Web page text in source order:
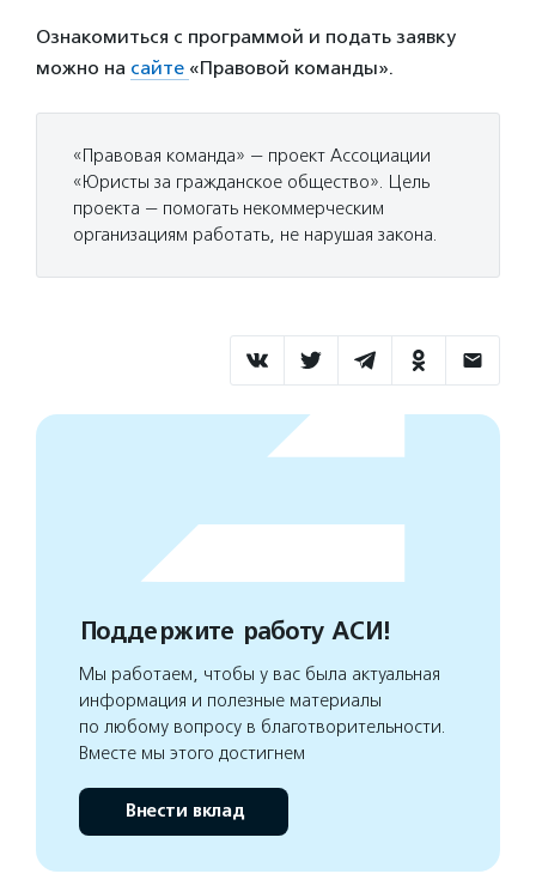
Ознакомиться с программой и подать заявку
можно на сайте «Правовой команды».
«Правовая команда» — проект Ассоциации
«Юристы за гражданское общество». Цель
проекта — помогать некоммерческим
организациям работать, не нарушая закона.
Поддержите работу АСИ!
Мы работаем, чтобы у вас была актуальная
информация и полезные материалы
по любому вопросу в благотворительности.
Вместе мы этого достигнем
Внести вклад